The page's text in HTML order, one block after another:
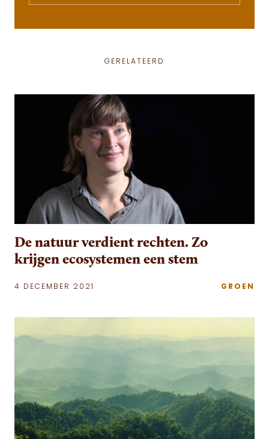
GERELATEERD
De natuur verdient rechten. Zo
krijgen ecosystemen een stem
4 DECEMBER 2021 GROEN